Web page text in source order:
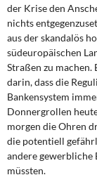
der Krise den
nichts
aus der skandalös
südeuropäischen
Straßen zu machen.
darin, dass die
Bankensystem
Donnergrollen
morgen die Ohren
die potentiell
andere gewerbliche
müssten.